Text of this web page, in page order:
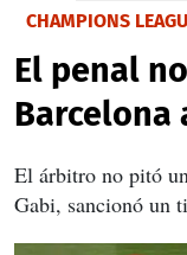
CHAMPIONS
El penal
Barcelona
El árbitro no pitó
Gabi, sancionó un